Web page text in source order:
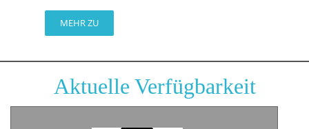
MEHR ZU
Aktuelle Verfügbarkeit